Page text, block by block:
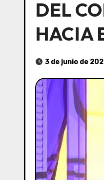
DEL
HACIA
3 de junio de